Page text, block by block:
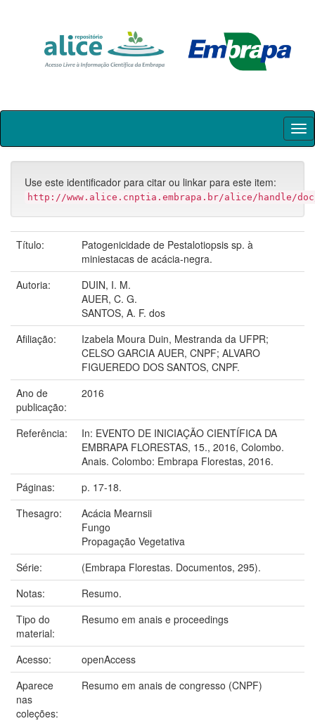
Skip
Use este identificador para citar ou linkar para este item:
http://www.alice.cnptia.embrapa.br/alice/handle/doc/
Título:
Patogenicidade de Pestalotiopsis sp. à
miniestacas de acácia-negra.
Autoria:
DUIN, I. M.
AUER, C. G.
SANTOS, A. F. dos
Afiliação:
Izabela Moura Duin, Mestranda da UFPR;
CELSO GARCIA AUER, CNPF; ALVARO
FIGUEREDO DOS SANTOS, CNPF.
Ano de
publicação:
2016
Referência:
In: EVENTO DE INICIAÇÃO CIENTÍFICA DA
EMBRAPA FLORESTAS, 15., 2016, Colombo.
Anais. Colombo: Embrapa Florestas, 2016.
Páginas:
p. 17-18.
Thesagro:
Acácia Mearnsii
Fungo
Propagação Vegetativa
Série:
(Embrapa Florestas. Documentos, 295).
Notas:
Resumo.
Tipo do
material:
Resumo em anais e proceedings
Acesso:
openAccess
Aparece
nas
coleções:
Resumo em anais de congresso (CNPF)